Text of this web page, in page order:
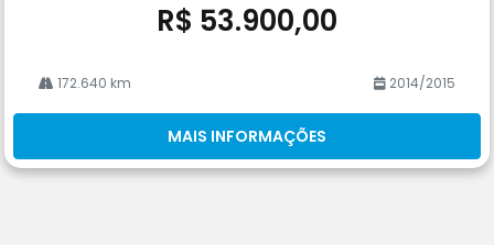
R$ 53.900,00
172.640 km 2014/2015
MAIS INFORMAÇÕES